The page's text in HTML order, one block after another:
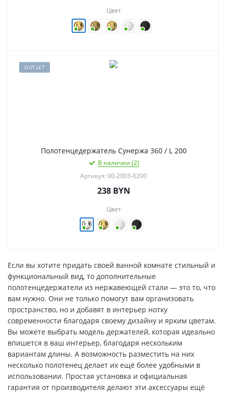
Цвет
OUTLET
Полотенцедержатель Сунержа 360 / L 200
В наличии (2)
Артикул: 00-2003-0200
238BYN
Цвет
Если вы хотите придать своей ванной комнате стильный и
функциональный вид, то дополнительные
полотенцедержатели из нержавеющей стали — это то, что
вам нужно. Они не только помогут вам организовать
пространство, но и добавят в интерьер нотку
современности благодаря своему дизайну и ярким цветам.
Вы можете выбрать модель держателей, которая идеально
впишется в ваш интерьер, благодаря нескольким
вариантам длины. А возможность разместить на них
несколько полотенец делает их ещё более удобными в
использовании. Простая установка и официальная
гарантия от производителя делают эти аксессуары ещё